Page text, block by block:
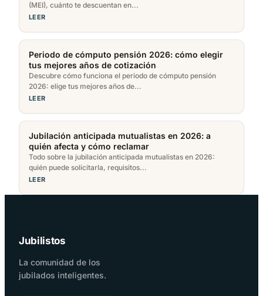
(MEI), cuánto te descuentan en...
LEER
Periodo de cómputo pensión 2026: cómo elegir
tus mejores años de cotización
Descubre cómo funciona el periodo de cómputo pensión
2026: elige tus mejores años de...
LEER
Jubilación anticipada mutualistas en 2026: a
quién afecta y cómo reclamar
Todo sobre la jubilación anticipada mutualistas en 2026:
quién puede solicitarla, requisitos...
LEER
Jubilistos
La comunidad de los
jubilados inteligentes.